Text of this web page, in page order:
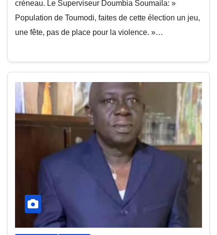
créneau. Le Superviseur Doumbia Soumaila: »
Population de Toumodi, faites de cette élection un jeu,
une fête, pas de place pour la violence. »…